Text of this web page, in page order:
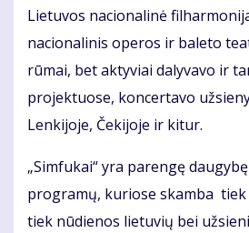
Lietuvos nacionalinė
nacionalinis operos ir baleto
rūmai, bet aktyviai dalyvavo ir
projektuose, koncertavo
Lenkijoje, Čekijoje ir kitur.
„Simfukai“ yra parengę
programų, kuriose skamba tiek
tiek nūdienos lietuvių bei